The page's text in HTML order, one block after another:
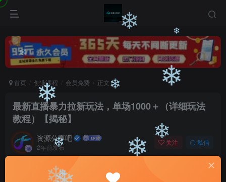
首页 创业课程 会员免费 正文
最新直播暴力拉新玩法，单场1000＋（详细玩法
教程）【揭秘】
资源分享吧
2年前发布
关注 私信
付费阅读❄ ❄
❄ ❄ ❄
❄
❄
❄